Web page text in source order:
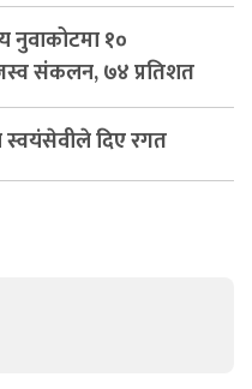
नुवाकोटमा १०
संकलन, ७४ प्रतिशत
स्वयंसेवीले दिए रगत